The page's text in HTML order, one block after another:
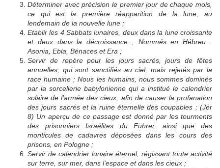
Déterminer avec précision le premier jour de chaque mois,
ce qui est la première réapparition de la lune, au
lendemain de la nouvelle lune ;
Etablir les 4 Sabbats lunaires, deux dans la lune croissante
et deux dans la décroissance ; Nommés en Hébreu :
Asonia, Ebla, Bénaces et Era ;
Servir de repère pour les jours sacrés, jours de fêtes
annuelles, qui sont sanctifiés au ciel, mais rejetés par la
race humaine ; Nous les humains, nous sommes dominés
par la sorcellerie babylonienne qui a institué le calendrier
solaire de l’armée des cieux, afin de causer la profanation
des jours sacrés et la ruine éternelle des coupables ; (Jér
8) Un aperçu de ce passage est donné par les tourments
des prisonniers Israélites du Führer, ainsi que des
monticules de cadavres déposées dans les cours des
prisons, en Pologne ;
Servir de calendrier lunaire éternel, régissant toute activité
sur terre, sur mer, dans l’espace et dans les cieux ;